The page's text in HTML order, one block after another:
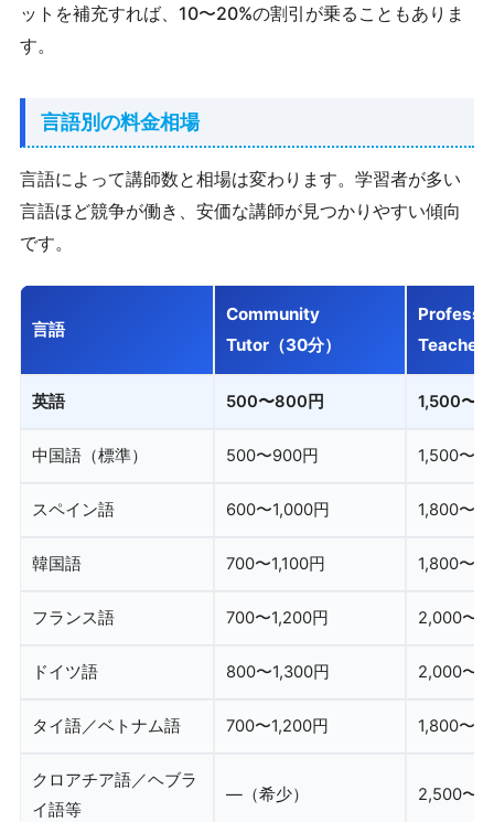
ットを補充すれば、10〜20%の割引が乗ることもありま
す。
言語別の料金相場
言語によって講師数と相場は変わります。学習者が多い
言語ほど競争が働き、安価な講師が見つかりやすい傾向
です。
言語
Community
Tutor（30分）
Teacher
英語 500〜800円 1,500〜
中国語（標準） 500〜900円 1,500〜
スペイン語 600〜1,000円 1,800〜
韓国語 700〜1,100円 1,800〜
フランス語 700〜1,200円 2,000〜
ドイツ語 800〜1,300円 2,000〜
タイ語／ベトナム語 700〜1,200円 1,800〜
クロアチア語／ヘブラ
イ語等
—（希少） 2,500〜